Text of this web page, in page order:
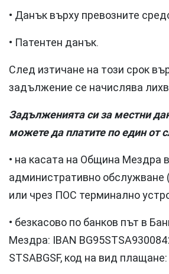
• Данък върху превозните
• Патентен данък.
След изтичане на този срок
задължение се начислява
Задълженията си за местни
можете да платите по един от
• на касата на Община Мездра
административно
или чрез ПОС терминално
• безкасово по банков път в
Мездра: IBAN
STSABGSF, код на вид плащане: